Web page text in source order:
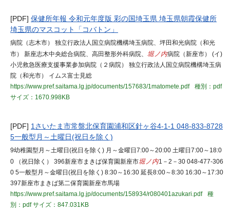
[PDF] 保健所年報 令和元年度版 彩の国埼玉県 埼玉県朝霞保健所
埼玉県のマスコット「コバトン」
病院（志木市） 独立行政法人国立病院機構埼玉病院、坪田和光病院（和光
市） 新座志木中央総合病院、高田整形外科病院、 堀ノ内病院（新座市） (イ)
小児救急医療支援事業参加病院（２病院） 独立行政法人国立病院機構埼玉病
院（和光市） イムス富士見総
https://www.pref.saitama.lg.jp/documents/157683/1matomete.pdf
種別：pdf
サイズ：1670.998KB
[PDF] 1さいたま市常盤北保育園浦和区針ヶ谷4-1-1 048-833-8728
5一般型月～土曜日(祝日を除く)
9幼稚園型月～土曜日(祝日を除く) 月～金曜日7:00～20:00 土曜日7:00～18:0
0 （祝日除く） 396新座市まきば保育園新座市堀ノ内1－2－30 048-477-306
0 5一般型月～金曜日(祝日を除く) 8:30～16:30 延長8:00～8:30 16:30～17:30
397新座市まきば第二保育園新座市馬場
https://www.pref.saitama.lg.jp/documents/158934/r080401azukari.pdf
種
別：pdfサイズ：847.031KB